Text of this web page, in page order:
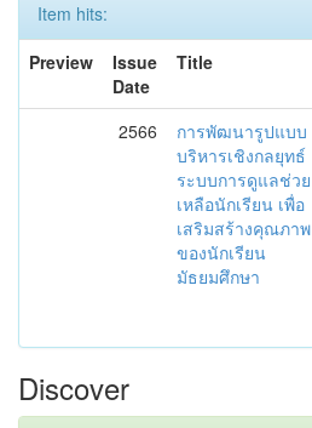
Item hits:
Preview
Issue
Date
Title
2566
การพัฒนารูปแบบ
บริหารเชิงกลยุทธ์
ระบบการดูแลช่วย
เหลือนักเรียน เพื่อ
เสริมสร้างคุณภาพ
ของนักเรียน
มัธยมศึกษา
Discover